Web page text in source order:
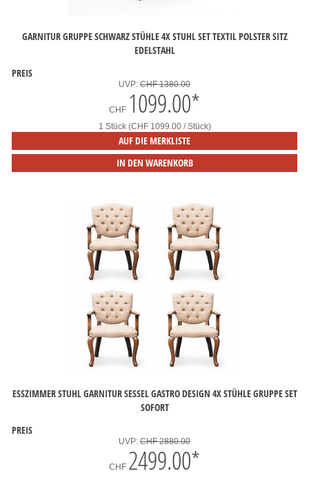
GARNITUR GRUPPE SCHWARZ STÜHLE 4X STUHL SET TEXTIL POLSTER SITZ
EDELSTAHL
PREIS
UVP: CHF 1380.00
CHF 1099.00*
1 Stück (CHF 1099.00 / Stück)
AUF DIE MERKLISTE
IN DEN WARENKORB
ESSZIMMER STUHL GARNITUR SESSEL GASTRO DESIGN 4X STÜHLE GRUPPE SET
SOFORT
PREIS
UVP: CHF 2880.00
CHF 2499.00*